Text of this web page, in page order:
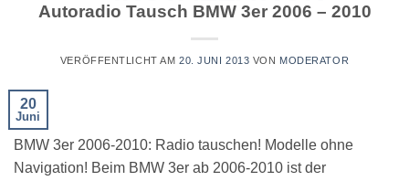
Autoradio Tausch BMW 3er 2006 – 2010
VERÖFFENTLICHT AM 20. JUNI 2013 VON MODERATOR
20
Juni
BMW 3er 2006-2010: Radio tauschen! Modelle ohne
Navigation! Beim BMW 3er ab 2006-2010 ist der